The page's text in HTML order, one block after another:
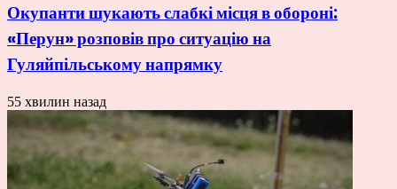
Окупанти шукають слабкі місця в обороні:
«Перун» розповів про ситуацію на
Гуляйпільському напрямку
55 хвилин назад